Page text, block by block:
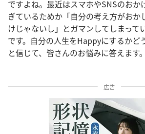
ですよね。最近はスマホやSNSのおか
ぎているためか「自分の考え方がおか
けじゃないし」とガマンしてしまって
です。自分の人生をHappyにするかど
と信じて、皆さんのお悩みに答えます。
広告